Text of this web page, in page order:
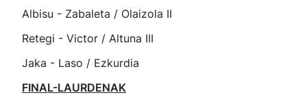
Albisu - Zabaleta / Olaizola II
Retegi - Victor / Altuna III
Jaka - Laso / Ezkurdia
FINAL-LAURDENAK